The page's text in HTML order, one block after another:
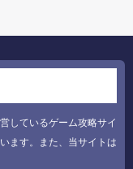
しているゲーム攻略サイ
ます。また、当サイトは